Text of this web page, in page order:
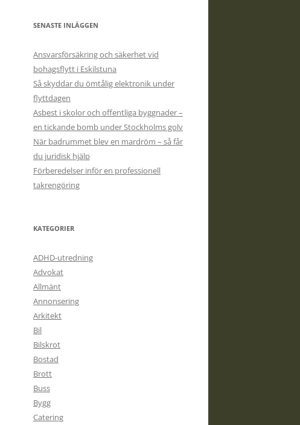
SENASTE INLÄGGEN
Ansvarsförsäkring och säkerhet vid
bohagsflytt i Eskilstuna
Så skyddar du ömtålig elektronik under
flyttdagen
Asbest i skolor och offentliga byggnader –
en tickande bomb under Stockholms golv
När badrummet blev en mardröm – så får
du juridisk hjälp
Förberedelser inför en professionell
takrengöring
KATEGORIER
ADHD-utredning
Advokat
Allmänt
Annonsering
Arkitekt
Bil
Bilskrot
Bostad
Brott
Buss
Bygg
Catering